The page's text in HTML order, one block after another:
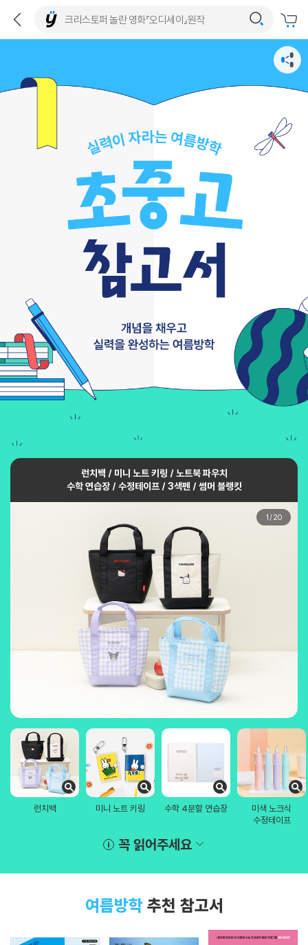
런치백 / 미니 노트 키링 / 노트북 파우치
수학 연습장 / 수정테이프 / 3색펜 / 썸머 블랭킷
1 /20
런치백 미니 노트 키링 수학 4분할 연습장
미색 노크식
수정테이프
꼭 읽어주세요
여름방학추천 참고서